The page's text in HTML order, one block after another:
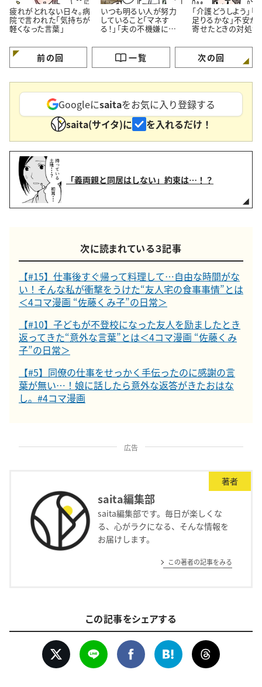
疲れがとれない日々。病
院で言われた「気持ちが
軽くなった言葉」
いつも明るい人が努力
していること「マネす
る！」「夫の不機嫌に振
漫画＞
「介護どうしよう」「
足りるかな」不安が
寄せたときの対処
前の回 一覧 次の回
Googleにsaitaをお気に入り登録する
saita(サイタ)に
を入れるだけ！
「義両親と同居はしない」約束は…！？
次に読まれている３記事
【#15】仕事後すぐ帰って料理して…自由な時間がな
い！そんな私が衝撃をうけた“友人宅の食事事情”とは
＜4コマ漫画 “佐藤くみ子”の日常＞
【#10】子どもが不登校になった友人を励ましたとき
返ってきた“意外な言葉”とは＜4コマ漫画 “佐藤くみ
子”の日常＞
【#5】同僚の仕事をせっかく手伝ったのに感謝の言
葉が無い…！娘に話したら意外な返答がきたおはな
し。#4コマ漫画
広告
著者
saita編集部
saita編集部です。毎日が楽しくな
る、心がラクになる、そんな情報を
お届けします。
この著者の記事をみる
この記事をシェアする